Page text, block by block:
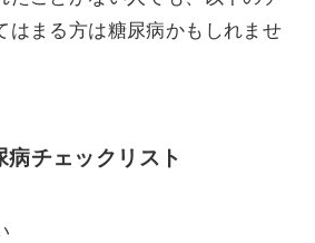
はまる方は糖尿病かもしれませ
チェックリスト